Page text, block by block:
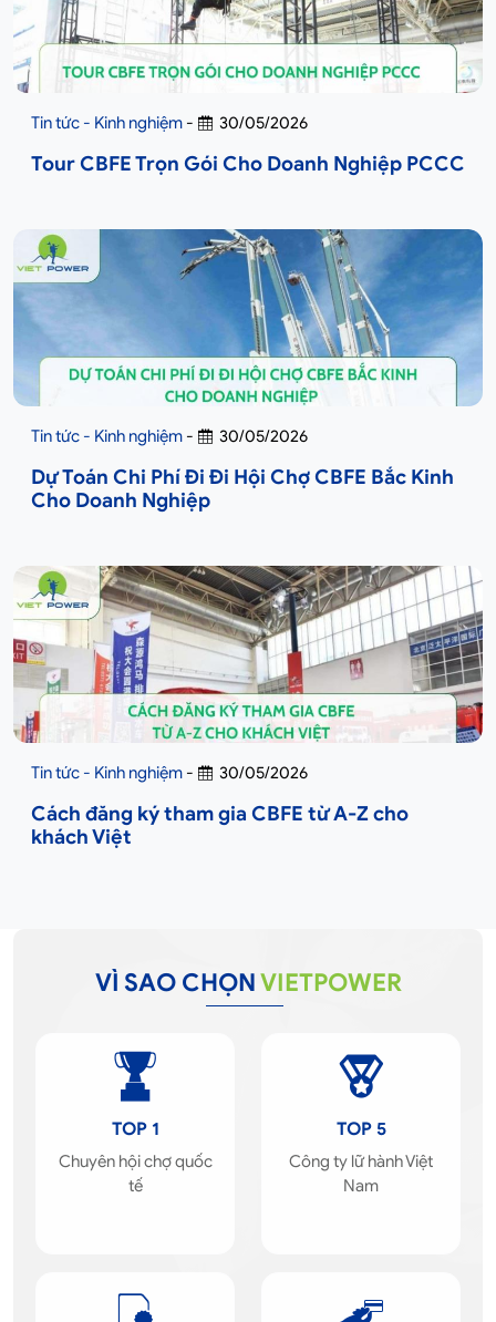
Tin tức - Kinh nghiệm - 30/05/2026
Tour CBFE Trọn Gói Cho Doanh Nghiệp PCCC
Tin tức - Kinh nghiệm - 30/05/2026
Dự Toán Chi Phí Đi Đi Hội Chợ CBFE Bắc Kinh
Cho Doanh Nghiệp
Tin tức - Kinh nghiệm - 30/05/2026
Cách đăng ký tham gia CBFE từ A-Z cho
khách Việt
VÌ SAO CHỌNVIETPOWER
TOP 1
Chuyên hội chợ quốc
tế
TOP 5
Công ty lữ hành Việt
Nam